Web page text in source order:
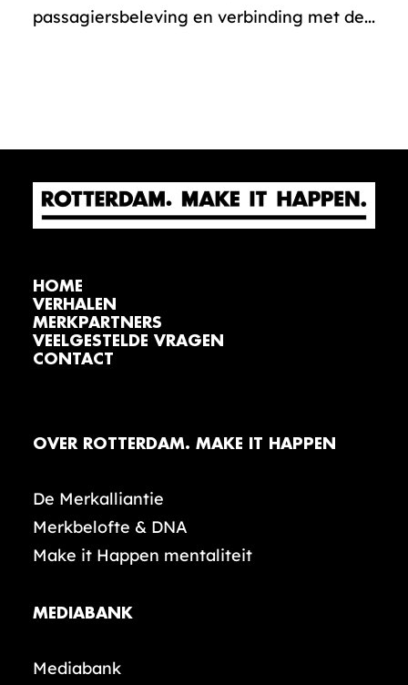
passagiersbeleving en verbinding met de...
HOME
VERHALEN
MERKPARTNERS
VEELGESTELDE VRAGEN
CONTACT
OVER ROTTERDAM. MAKE IT HAPPEN
De Merkalliantie
Merkbelofte & DNA
Make it Happen mentaliteit
MEDIABANK
Mediabank